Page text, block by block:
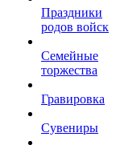
Праздники
родов войск
Семейные
торжества
Гравировка
Сувениры